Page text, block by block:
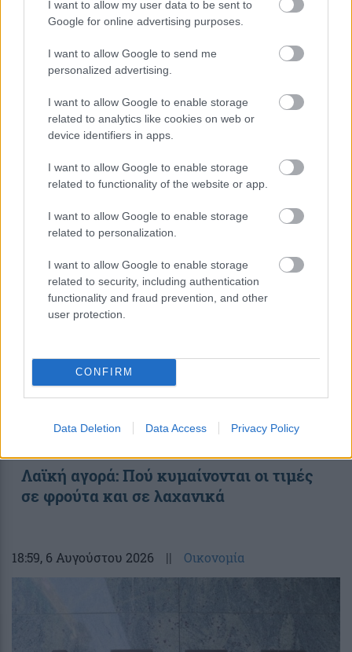
I want to allow my user data to be sent to
Google for online advertising purposes.
I want to allow Google to send me
personalized advertising.
I want to allow Google to enable storage
related to analytics like cookies on web or
device identifiers in apps.
I want to allow Google to enable storage
related to functionality of the website or app.
I want to allow Google to enable storage
related to personalization.
I want to allow Google to enable storage
related to security, including authentication
functionality and fraud prevention, and other
user protection.
CONFIRM
Data Deletion Data Access Privacy Policy
ελληνική μυθολογία; Μπορείτε να
κάνετε το 3 στα 3;
περισσότερα
, 6 Αυγούστου 2026
Λαϊκή αγορά: Πού κυμαίνονται οι τιμές
σε φρούτα και σε λαχανικά
18:59, 6 Αυγούστου 2026 || Οικονομία